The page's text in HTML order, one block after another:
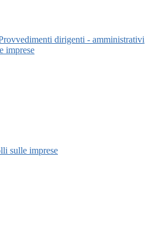
dirigenti - amministrativi
imprese
sulle imprese